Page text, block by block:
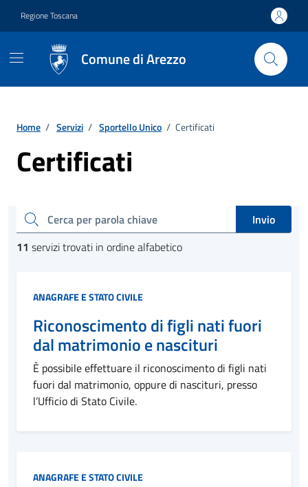
Regione Toscana
Comune di Arezzo
Home / Servizi / Sportello Unico / Certificati
Certificati
Esplora tutti i servizi
cerca
Invio
11 servizi trovati in ordine alfabetico
Categoria:
ANAGRAFE E STATO CIVILE
Riconoscimento di figli nati fuori
dal matrimonio e nascituri
È possibile effettuare il riconoscimento di figli nati
fuori dal matrimonio, oppure di nascituri, presso
l’Ufficio di Stato Civile.
Categoria:
ANAGRAFE E STATO CIVILE